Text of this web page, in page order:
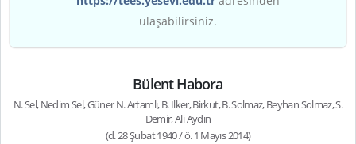
ulaşabilirsiniz.
Bülent Habora
N. Sel, Nedim Sel, Güner N. Artamlı, B. İlker, Birkut, B. Solmaz, Beyhan Solmaz, S.
Demir, Ali Aydın
(d. 28 Şubat 1940 / ö. 1 Mayıs 2014)